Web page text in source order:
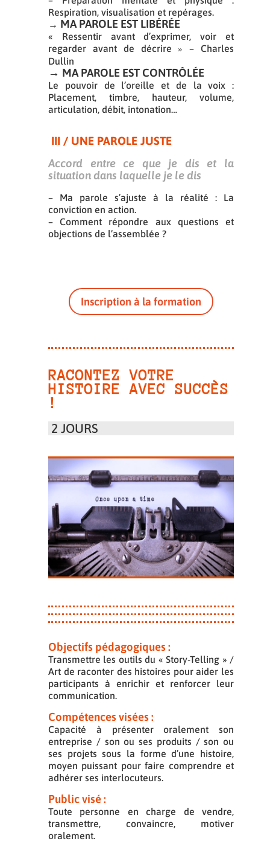
Respiration, visualisation et repérages.
→ MA PAROLE EST LIBÉRÉE
« Ressentir avant d’exprimer, voir et
regarder avant de décrire»– Charles
Dullin
→ MA PAROLE EST CONTRÔLÉE
Le pouvoir de l’oreille et de la voix :
Placement, timbre, hauteur, volume,
articulation, débit, intonation…
III / UNE PAROLE JUSTE
Accord entre ce que je dis et la
situation dans laquelle je le dis
– Ma parole s’ajuste à la réalité : La
conviction en action.
– Comment répondre aux questions et
objections de l’assemblée ?
Inscription à la formation
RACONTEZ VOTRE
HISTOIRE AVEC SUCCÈS
!
2 JOURS
Objectifs pédagogiques :
Transmettre les outils du « Story-Telling » /
Art de raconter des histoires pour aider les
participants à enrichir et renforcer leur
communication.
Compétences visées :
Capacité à présenter oralement son
entreprise / son ou ses produits / son ou
ses projets sous la forme d’une histoire,
moyen puissant pour faire comprendre et
adhérer ses interlocuteurs.
Public visé :
Toute personne en charge de vendre,
transmettre, convaincre, motiver
oralement.